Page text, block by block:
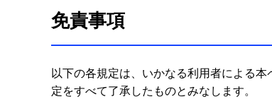
免責事項
以下の各規定は、いかなる利用者による
定をすべて了承したものとみなします。